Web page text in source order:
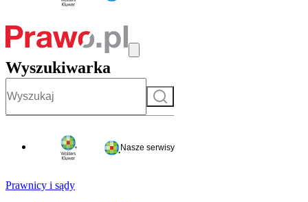
Wyszukiwarka
Szukaj
Nasze serwisy
Prawnicy i sądy